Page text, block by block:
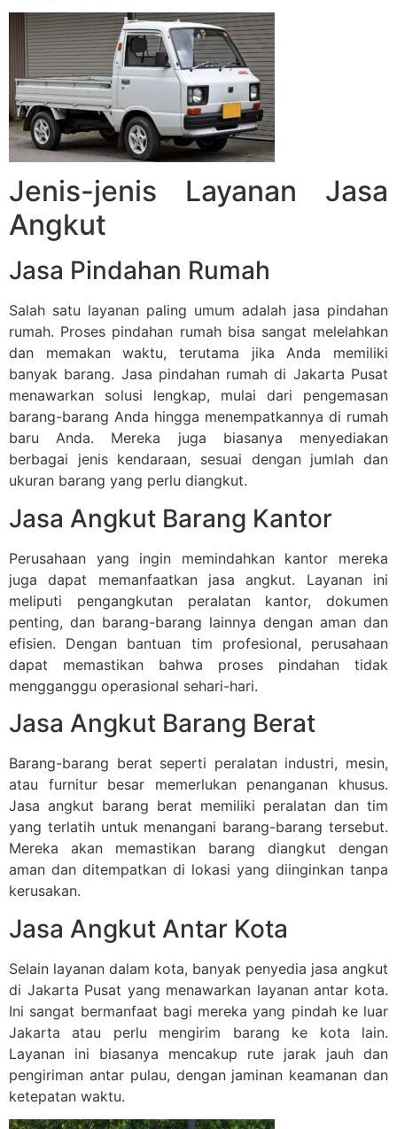
Jenis-jenis Layanan Jasa
Angkut
Jasa Pindahan Rumah
Salah satu layanan paling umum adalah jasa pindahan
rumah. Proses pindahan rumah bisa sangat melelahkan
dan memakan waktu, terutama jika Anda memiliki
banyak barang. Jasa pindahan rumah di Jakarta Pusat
menawarkan solusi lengkap, mulai dari pengemasan
barang-barang Anda hingga menempatkannya di rumah
baru Anda. Mereka juga biasanya menyediakan
berbagai jenis kendaraan, sesuai dengan jumlah dan
ukuran barang yang perlu diangkut.
Jasa Angkut Barang Kantor
Perusahaan yang ingin memindahkan kantor mereka
juga dapat memanfaatkan jasa angkut. Layanan ini
meliputi pengangkutan peralatan kantor, dokumen
penting, dan barang-barang lainnya dengan aman dan
efisien. Dengan bantuan tim profesional, perusahaan
dapat memastikan bahwa proses pindahan tidak
mengganggu operasional sehari-hari.
Jasa Angkut Barang Berat
Barang-barang berat seperti peralatan industri, mesin,
atau furnitur besar memerlukan penanganan khusus.
Jasa angkut barang berat memiliki peralatan dan tim
yang terlatih untuk menangani barang-barang tersebut.
Mereka akan memastikan barang diangkut dengan
aman dan ditempatkan di lokasi yang diinginkan tanpa
kerusakan.
Jasa Angkut Antar Kota
Selain layanan dalam kota, banyak penyedia jasa angkut
di Jakarta Pusat yang menawarkan layanan antar kota.
Ini sangat bermanfaat bagi mereka yang pindah ke luar
Jakarta atau perlu mengirim barang ke kota lain.
Layanan ini biasanya mencakup rute jarak jauh dan
pengiriman antar pulau, dengan jaminan keamanan dan
ketepatan waktu.